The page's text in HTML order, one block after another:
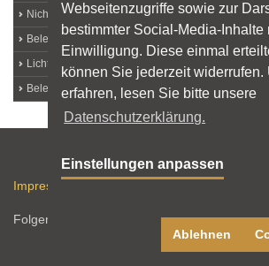
Nichtvisuelle Lichtwirkungen
Beleuchtungsqualität
Licht und Arbeit
Beleuchtungstechnik
Impressum
Folgen Sie licht.de:
Webseitenzugriffe sowie zur
bestimmter Social-Media-Inhalte
Einwilligung. Diese einmal
können Sie jederzeit widerrufen.
erfahren, lesen Sie bitte unsere
Datenschutzerklärung.
Einstellungen anpassen
Ablehnen